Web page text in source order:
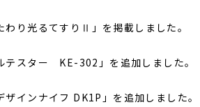
わり光るてすりⅡ」を掲載しました。
テスター KE-302」を追加しました。
インナイフ DK1P」を追加しました。